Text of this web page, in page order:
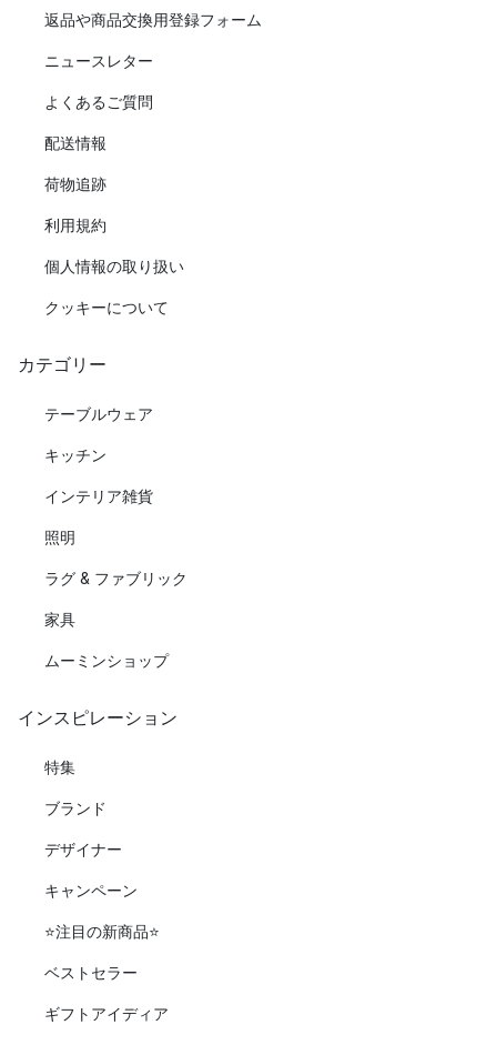
返品や商品交換用登録フォーム
ニュースレター
よくあるご質問
配送情報
荷物追跡
利用規約
個人情報の取り扱い
クッキーについて
カテゴリー
テーブルウェア
キッチン
インテリア雑貨
照明
ラグ & ファブリック
家具
ムーミンショップ
インスピレーション
特集
ブランド
デザイナー
キャンペーン
⭐️注目の新商品⭐️
ベストセラー
ギフトアイディア